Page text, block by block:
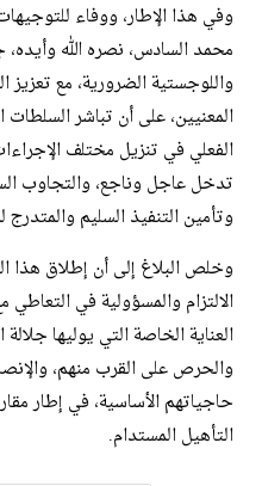
وفي هذا الإطار، ووفاء
محمد السادس، نصره الله
واللوجستية الضرورية، مع تعزيز
المعنيين، على أن تباشر
الفعلي في تنزيل مختلف
تدخل عاجل وناجع، والتجاوب
وتأمين التنفيذ السليم
وخلص البلاغ إلى أن إطلاق هذا
الالتزام والمسؤولية في
العناية الخاصة التي يوليها
والحرص على القرب منهم،
حاجياتهم الأساسية، في إطار
التأهيل المستدام.